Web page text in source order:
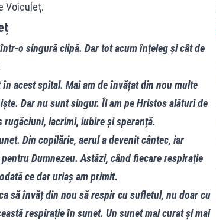
Voiculeț.
o singură clipă. Dar tot acum înțeleg și cât de
acest spital. Mai am de învățat din nou multe
Dar nu sunt singur. Îl am pe Hristos alături de
rugăciuni, lacrimi, iubire și speranță.
Din copilărie, aerul a devenit cântec, iar
Dumnezeu. Astăzi, când fiecare respirație
ce dar uriaș am primit.
să învăț din nou să respir cu sufletul, nu doar cu
respirație în sunet. Un sunet mai curat și mai